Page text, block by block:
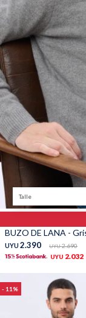
Talle
BUZO DE LANA -
UYU 2.390 UYU 2.690
UYU 2.032
11